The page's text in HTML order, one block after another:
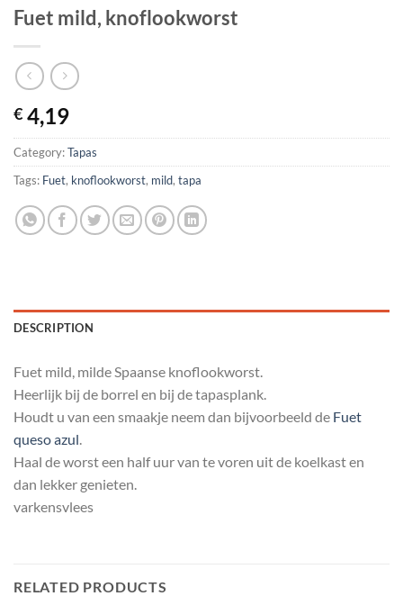
Fuet mild, knoflookworst
€ 4,19
Category:Tapas
Tags: Fuet, knoflookworst, mild, tapa
DESCRIPTION
Fuet mild, milde Spaanse knoflookworst.
Heerlijk bij de borrel en bij de tapasplank.
Houdt u van een smaakje neem dan bijvoorbeeld de Fuet
queso azul.
Haal de worst een half uur van te voren uit de koelkast en
dan lekker genieten.
varkensvlees
RELATED PRODUCTS